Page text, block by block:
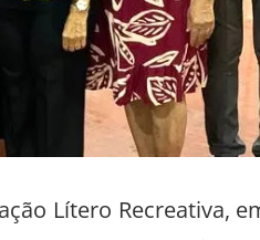
Lítero Recreativa,